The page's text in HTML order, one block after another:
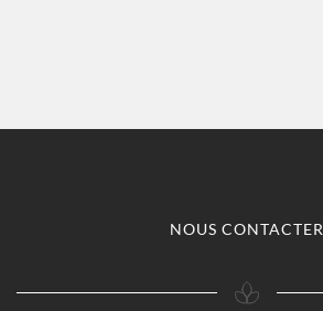
NOUS CONTACTER